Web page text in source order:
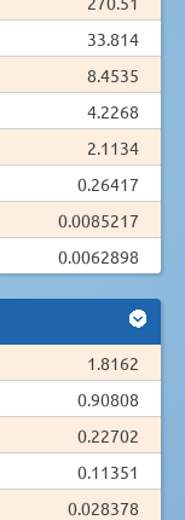
33.814
8.4535
4.2268
2.1134
0.26417
0.0085217
0.0062898
1.8162
0.90808
0.22702
0.11351
0.028378